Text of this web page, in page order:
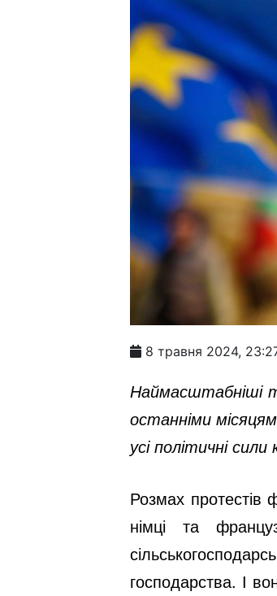
8 травня 2024,
Наймасштабніші
останніми
усі політичні
Розмах
німці та
господарства. І